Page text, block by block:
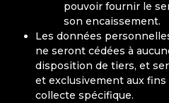
pouvoir fournir le
son encaissement.
Les données
ne seront cédées à
disposition de tiers, et
et exclusivement aux
collecte spécifique.